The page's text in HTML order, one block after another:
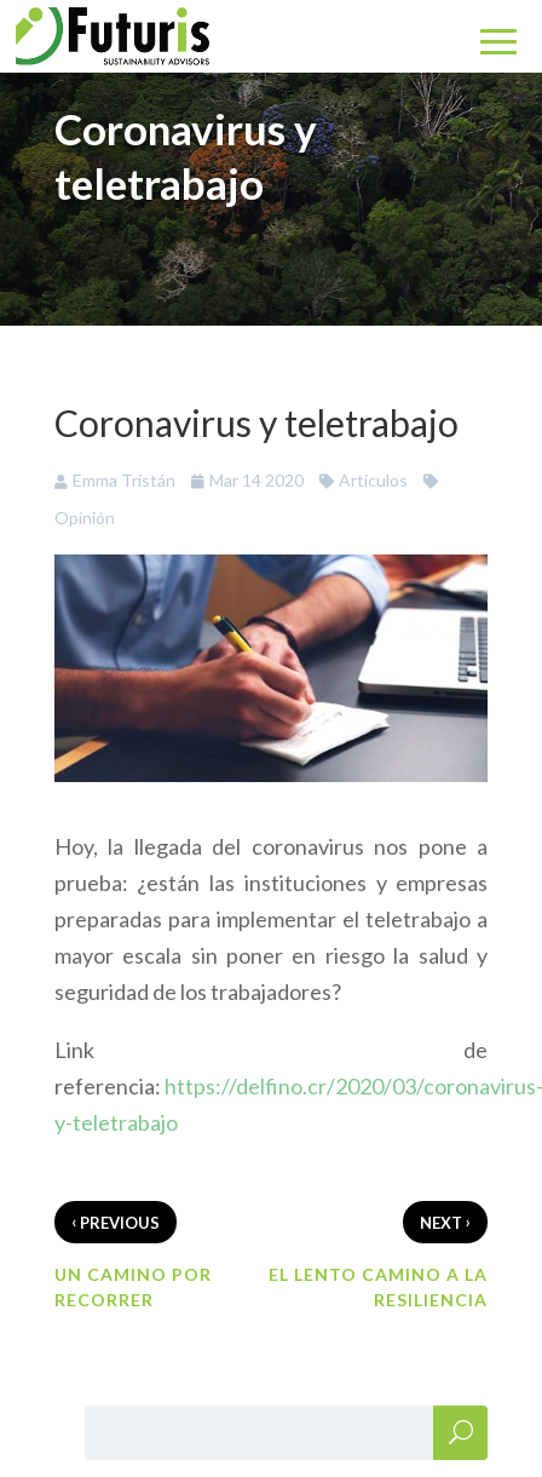
Coronavirus y
teletrabajo
Coronavirus y teletrabajo
Emma Tristán Mar 14 2020
Artículos
Opinión
Hoy, la llegada del coronavirus nos pone a
prueba: ¿están las instituciones y empresas
preparadas para implementar el teletrabajo a
mayor escala sin poner en riesgo la salud y
seguridad de los trabajadores?
Link de
referencia: https://delfino.cr/2020/03/coronavirus-
y-teletrabajo
‹PREVIOUS
UN CAMINO POR
RECORRER
NEXT›
EL LENTO CAMINO A LA
RESILIENCIA